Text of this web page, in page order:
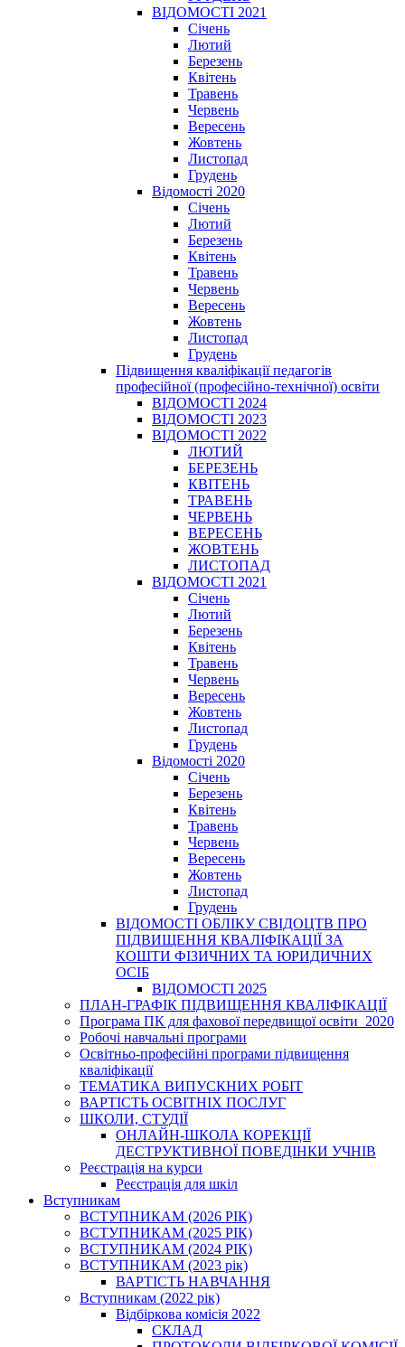
ВІДОМОСТІ 2021
Січень
Лютий
Березень
Квітень
Травень
Червень
Вересень
Жовтень
Листопад
Грудень
Відомості 2020
Січень
Лютий
Березень
Квітень
Травень
Червень
Вересень
Жовтень
Листопад
Грудень
Підвищення кваліфікації педагогів
професійної (професійно-технічної) освіти
ВІДОМОСТІ 2024
ВІДОМОСТІ 2023
ВІДОМОСТІ 2022
ЛЮТИЙ
БЕРЕЗЕНЬ
КВІТЕНЬ
ТРАВЕНЬ
ЧЕРВЕНЬ
ВЕРЕСЕНЬ
ЖОВТЕНЬ
ЛИСТОПАД
ВІДОМОСТІ 2021
Січень
Лютий
Березень
Квітень
Травень
Червень
Вересень
Жовтень
Листопад
Грудень
Відомості 2020
Січень
Березень
Квітень
Травень
Червень
Вересень
Жовтень
Листопад
Грудень
ВІДОМОСТІ ОБЛІКУ СВІДОЦТВ ПРО
ПІДВИЩЕННЯ КВАЛІФІКАЦІЇ ЗА
КОШТИ ФІЗИЧНИХ ТА ЮРИДИЧНИХ
ОСІБ
ВІДОМОСТІ 2025
ПЛАН-ГРАФІК ПІДВИЩЕННЯ КВАЛІФІКАЦІЇ
Програма ПК для фахової передвищої освіти_2020
Робочі навчальні програми
Освітньо-професійні програми підвищення
кваліфікації
ТЕМАТИКА ВИПУСКНИХ РОБІТ
ВАРТІСТЬ ОСВІТНІХ ПОСЛУГ
ШКОЛИ, СТУДІЇ
ОНЛАЙН-ШКОЛА КОРЕКЦІЇ
ДЕСТРУКТИВНОЇ ПОВЕДІНКИ УЧНІВ
Реєстрація на курси
Реєстрація для шкіл
Вступникам
ВСТУПНИКАМ (2026 РІК)
ВСТУПНИКАМ (2025 РІК)
ВСТУПНИКАМ (2024 РІК)
ВСТУПНИКАМ (2023 рік)
ВАРТІСТЬ НАВЧАННЯ
Вступникам (2022 рік)
Відбіркова комісія 2022
СКЛАД